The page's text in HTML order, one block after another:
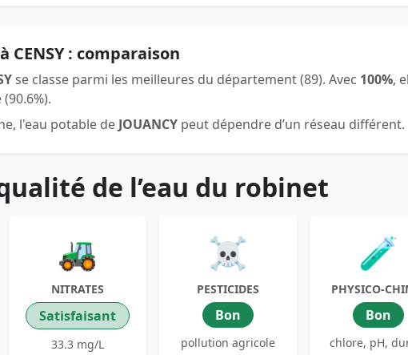
CENSY : comparaison
se classe parmi les meilleures du département (89). Avec 100%,
l'eau potable de JOUANCY peut dépendre d’un réseau différent.
de l’eau du robinet
🚜
NITRATES
Satisfaisant
33.3 mg/L
☠️
PESTICIDES
Bon
pollution agricole
🧪
PHYSICO-
Bon
chlore, pH,